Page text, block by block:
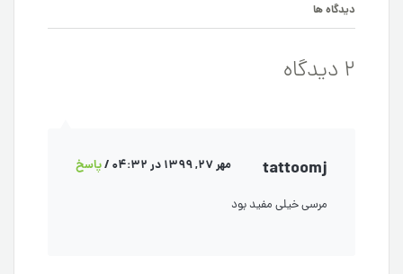
دیدگاه ها
2 دیدگاه
tattoomj مهر 27, 1399 در 04:32 /پاسخ
مرسی خیلی مفید بود